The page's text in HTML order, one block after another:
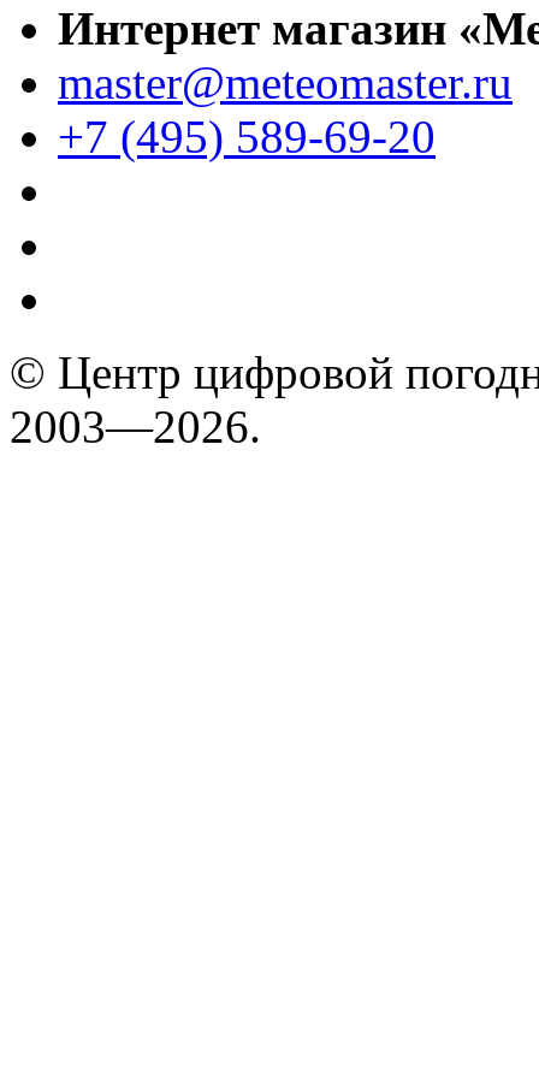
Интернет магазин
master@meteomaster.ru
+7 (495) 589-69-20
© Центр цифровой
2003—2026.